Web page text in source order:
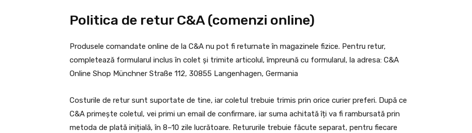
Politica de retur C&A (comenzi online)
Produsele comandate online de la C&A nu pot fi returnate în magazinele fizice. Pentru retur,
completează formularul inclus în colet și trimite articolul, împreună cu formularul, la adresa: C&A
Online Shop Münchner Straße 112, 30855 Langenhagen, Germania
Costurile de retur sunt suportate de tine, iar coletul trebuie trimis prin orice curier preferi. După ce
C&A primește coletul, vei primi un email de confirmare, iar suma achitată îți va fi rambursată prin
metoda de plată inițială, în 8–10 zile lucrătoare. Retururile trebuie făcute separat, pentru fiecare